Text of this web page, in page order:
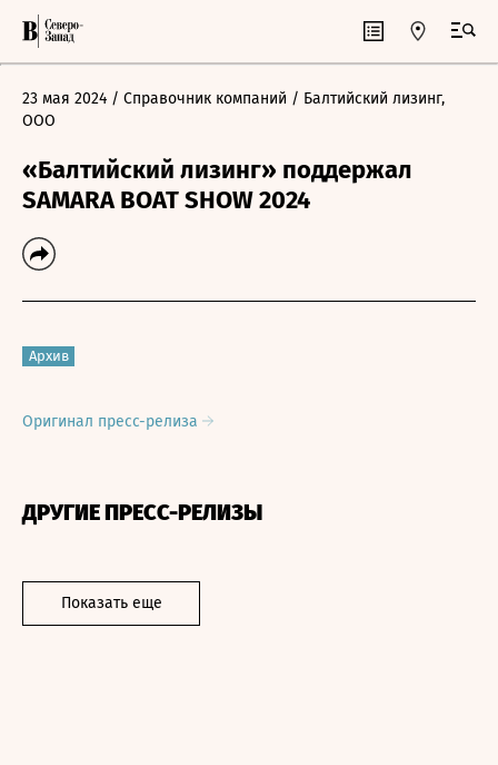
23 мая 2024 / Справочник компаний / Балтийский лизинг,
ООО
«Балтийский лизинг» поддержал
SAMARA BOAT SHOW 2024
Архив
Оригинал пресс-релиза
ДРУГИЕ ПРЕСС-РЕЛИЗЫ
Показать еще